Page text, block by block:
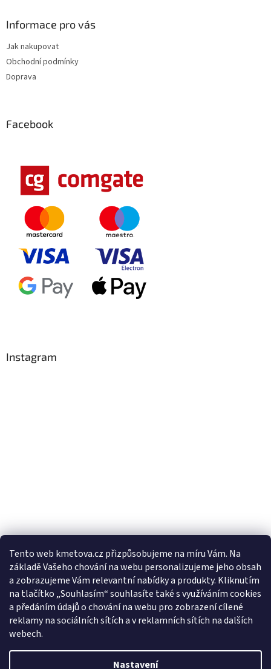
Tento web kmetova.cz přizpůsobujeme na míru Vám. Na
základě Vašeho chování na webu personalizujeme jeho obsah
a zobrazujeme Vám relevantní nabídky a produkty. Kliknutím
na tlačítko „Souhlasím“ souhlasíte také s využíváním cookies
a předáním údajů o chování na webu pro zobrazení cílené
reklamy na sociálních sítích a v reklamních sítích na dalších
webech.
Nastavení
Informace pro vás
Jak nakupovat
Obchodní podmínky
Doprava
Facebook
Instagram
Sledovat na Instagramu
Facebooková stránka